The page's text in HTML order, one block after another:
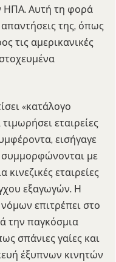
ΗΠΑ. Αυτή τη φορά
απαντήσεις της, όπως
τις αμερικανικές
«κατάλογο
εταιρείες
εισήγαγε
συμμορφώνονται με
εταιρείες
εξαγωγών. Η
επιτρέπει στο
την παγκόσμια
σπάνιες γαίες και
έξυπνων κινητών